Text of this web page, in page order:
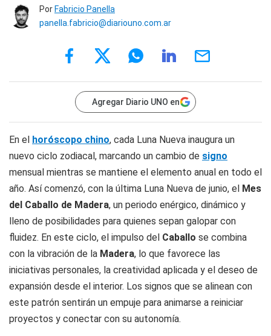
Por Fabricio Panella
panella.fabricio@diariouno.com.ar
Agregar Diario UNO en
En el horóscopo chino, cada Luna Nueva inaugura un
nuevo ciclo zodiacal, marcando un cambio de signo
mensual mientras se mantiene el elemento anual en todo el
año. Así comenzó, con la última Luna Nueva de junio, el Mes
del Caballo de Madera, un periodo enérgico, dinámico y
lleno de posibilidades para quienes sepan galopar con
fluidez. En este ciclo, el impulso del Caballo se combina
con la vibración de la Madera, lo que favorece las
iniciativas personales, la creatividad aplicada y el deseo de
expansión desde el interior. Los signos que se alinean con
este patrón sentirán un empuje para animarse a reiniciar
proyectos y conectar con su autonomía.